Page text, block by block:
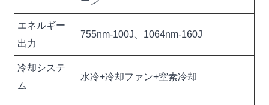
エネルギー
出力
755nm-100J、1064nm-160J
冷却システ
ム
水冷+冷却ファン+窒素冷却